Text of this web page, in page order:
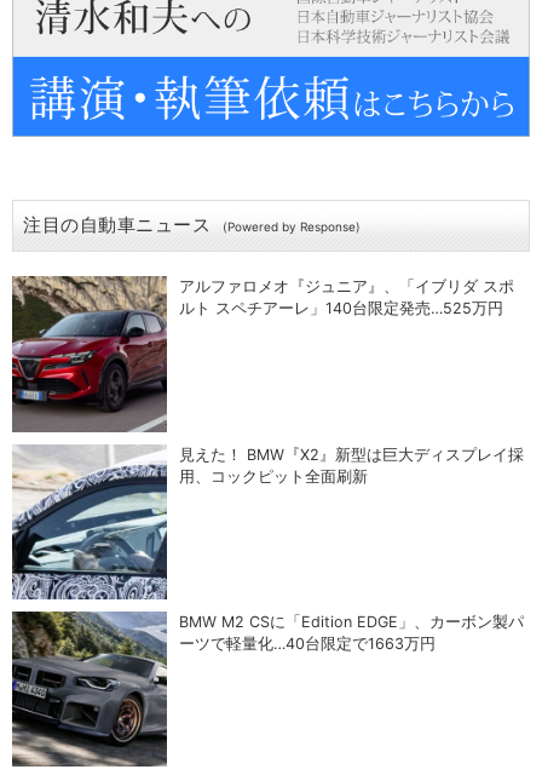
注目の自動車ニュース (Powered by Response)
アルファロメオ『ジュニア』、「イブリダ スポ
ルト スペチアーレ」140台限定発売…525万円
見えた！ BMW『X2』新型は巨大ディスプレイ採
用、コックピット全面刷新
BMW M2 CSに「Edition EDGE」、カーボン製パ
ーツで軽量化…40台限定で1663万円